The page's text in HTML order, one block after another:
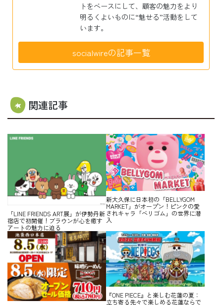
トをベースにして、顧客の魅力をより
明るくよいものに“魅せる”活動をして
います。
socialwireの記事一覧
関連記事
「LINE FRIENDS ART展」が伊勢丹新
宿店で初開催！ブラウンが心を癒す
アートの魅力に迫る
新大久保に日本初の「BELLYGOM
MARKET」がオープン！ピンクの愛
されキャラ「ベリゴム」の世界に潜
入
『ONE PIECE』と楽しむ花蓮の夏：
立ち寄る先々で楽しめる花蓮ならで